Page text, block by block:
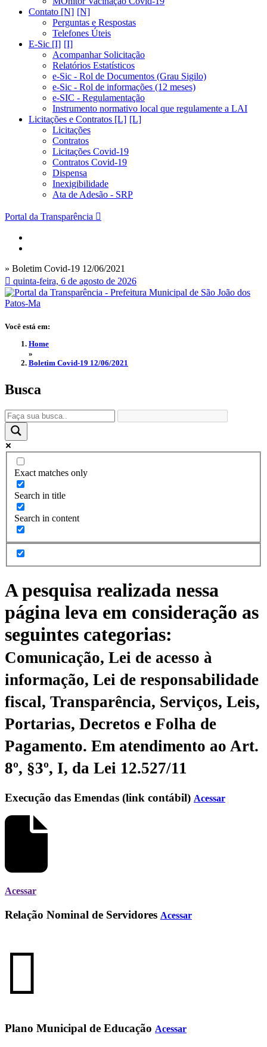
Contato [N]
Perguntas e Respostas
Telefones Úteis
E-Sic [I]
Acompanhar Solicitação
Relatórios Estatísticos
e-Sic - Rol de Documentos (Grau Sigilo)
e-Sic - Rol de informações (12 meses)
e-SIC - Regulamentação
Instrumento normativo local que regulamente a LAI
Licitações e Contratos [L]
Licitações
Contratos
Licitações Covid-19
Contratos Covid-19
Dispensa
Inexigibilidade
Ata de Adesão - SRP
Portal da Transparência
» Boletim Covid-19 12/06/2021
quinta-feira, 6 de agosto de 2026
Você está em:
Home
»
Boletim Covid-19 12/06/2021
Busca
Exact matches only
Search in title
Search in content
A pesquisa realizada nessa
página leva em consideração as
seguintes categorias:
Comunicação, Lei de acesso à
informação, Lei de responsabilidade
fiscal, Transparência, Serviços, Leis,
Portarias, Decretos e Folha de
Pagamento. Em atendimento ao Art.
8º, §3º, I, da Lei 12.527/11
Execução das Emendas (link contábil) Acessar
Acessar
Relação Nominal de Servidores Acessar
Plano Municipal de Educação Acessar